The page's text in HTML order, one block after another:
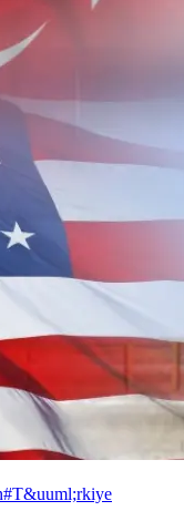
#T&uuml;rkiye